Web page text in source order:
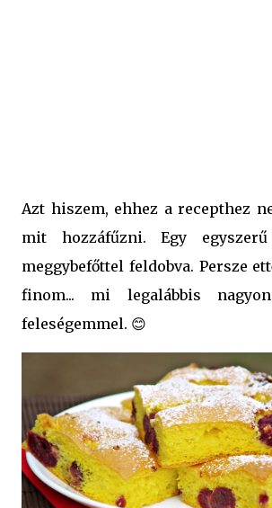
Azt hiszem, ehhez a recepthez
mit hozzáfűzni. Egy egyszerű
meggybefőttel feldobva. Persze
finom... mi legalábbis
feleségemmel. 😊